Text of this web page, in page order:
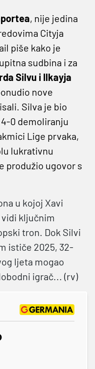
, nije jedina
Cityja
piše kako je
sudbina i za
Silvu i Ilkayja
nove
Silva je bio
0 demoliranju
Lige prvaka,
lukrativnu
produžio ugovor s
u kojoj Xavi
ključnim
tron. Dok Silvi
ističe 2025, 32-
ljeta mogao
igrač... (rv)